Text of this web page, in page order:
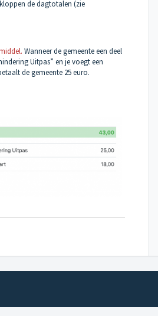
de dagtotalen (zie
Wanneer de gemeente een deel
Uitpas” en je voegt een
de gemeente 25 euro.